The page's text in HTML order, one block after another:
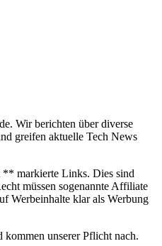
Wir berichten über diverse
greifen aktuelle Tech News
markierte Links. Dies sind
müssen sogenannte Affiliate
Werbeinhalte klar als Werbung
unserer Pflicht nach.